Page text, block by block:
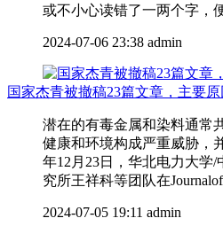
或不小心读错了一两个字，
2024-07-06 23:38 admin
国家杰青被撤稿23篇文章，主要
潜在的有毒金属和染料通常
健康和环境构成严重威胁，
年12月23日，华北电力大学
究所王祥科等团队在
2024-07-05 19:11 admin